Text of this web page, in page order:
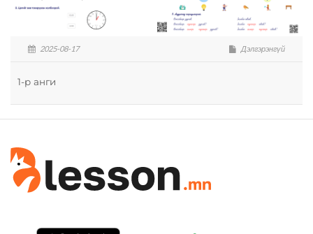
2025-08-17 Дэлгэрэнгүй
1-р анги